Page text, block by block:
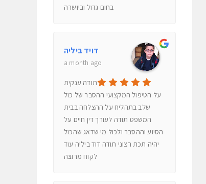
בחום גדול וביושרה
דויד ביליה
a month ago
תודה ענקית
על הטיפול המקצועי ההסבר של כול
שלב בתהליח על ההצלחה בבית
המשפט תודה לעורך דין חיים על
הסיוע וההסבר ולכול מי שדאג שהכול
יהיה תכת רצוני תודה דוד ביליה עוד
לקוח מרוצה